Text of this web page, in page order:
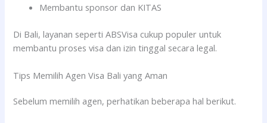
Membantu sponsor dan KITAS
Di Bali, layanan seperti ABSVisa cukup populer untuk
membantu proses visa dan izin tinggal secara legal.
Tips Memilih Agen Visa Bali yang Aman
Sebelum memilih agen, perhatikan beberapa hal berikut.